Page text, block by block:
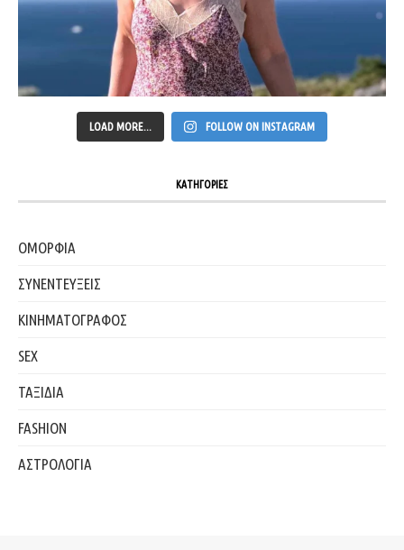
LOAD MORE... FOLLOW ON INSTAGRAM
ΚΑΤΗΓΟΡΙΕΣ
ΟΜΟΡΦΙΑ
ΣΥΝΕΝΤΕΥΞΕΙΣ
ΚΙΝΗΜΑΤΟΓΡΑΦΟΣ
SEX
ΤΑΞΙΔΙΑ
FASHION
ΑΣΤΡΟΛΟΓΙΑ